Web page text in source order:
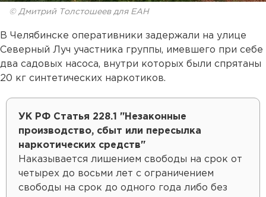
© Дмитрий Толстошеев для ЕАН
В Челябинске оперативники задержали на улице
Северный Луч участника группы, имевшего при себе
два садовых насоса, внутри которых были спрятаны
20 кг синтетических наркотиков.
УК РФ Статья 228.1 "Незаконные
производство, сбыт или пересылка
наркотических средств"
Наказывается лишением свободы на срок от
четырех до восьми лет с ограничением
свободы на срок до одного года либо без